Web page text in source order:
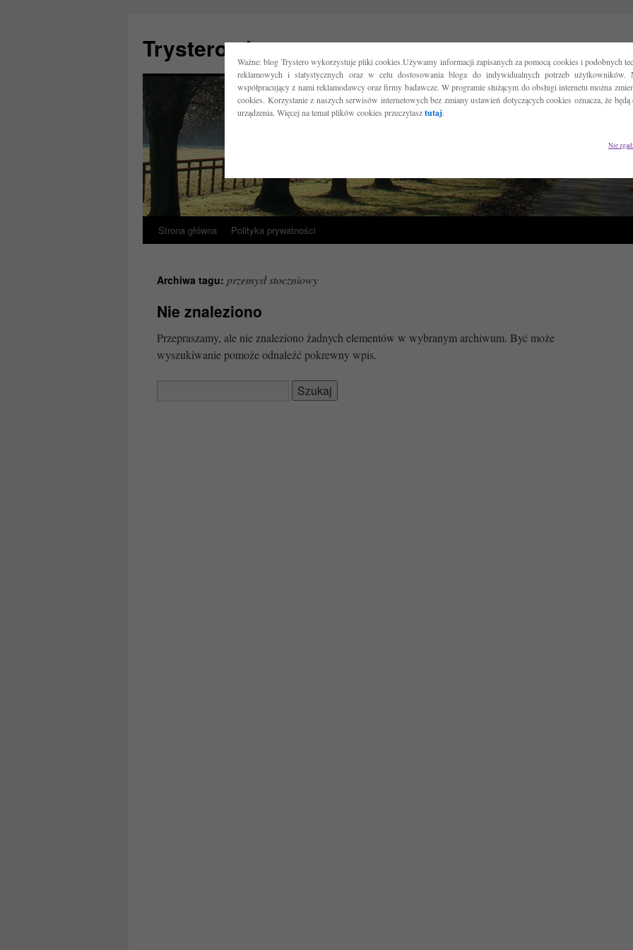
Ważne: blog Trystero wykorzystuje pliki cookies.Używamy informacji zapisanych za pomocą cookies i podobnych
reklamowych i statystycznych oraz w celu dostosowania bloga do indywidualnych potrzeb użytkowników.
współpracujący z nami reklamodawcy oraz firmy badawcze. W programie służącym do obsługi internetu można
cookies. Korzystanie z naszych serwisów internetowych bez zmiany ustawień dotyczących cookies oznacza, że będą
urządzenia. Więcej na temat plików cookies przeczytasztutaj.
Nie
Trystero.pl
Przejdź
treści
Strona główna Polityka prywatności
Archiwa tagu: przemysł stoczniowy
Nie znaleziono
Przepraszamy, ale nie znaleziono żadnych elementów w wybranym archiwum. Być może
wyszukiwanie pomoże odnaleźć pokrewny wpis.